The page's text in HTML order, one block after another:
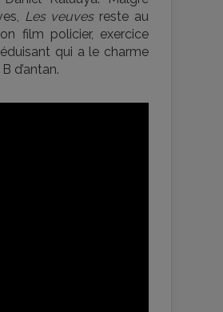
Les veuvesreste au
film policier, exercice
qui a le charme
d’antan.